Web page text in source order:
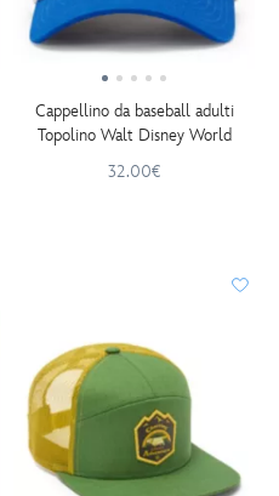
Cappellino da baseball adulti
Topolino Walt Disney World
32.00€